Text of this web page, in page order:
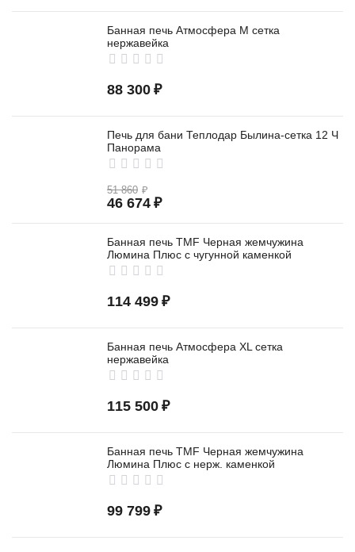
Банная печь Атмосфера М сетка
нержавейка
88 300 ₽
Печь для бани Теплодар Былина-сетка 12 Ч
Панорама
51 860 ₽
46 674 ₽
Банная печь TMF Черная жемчужина
Люмина Плюс с чугунной каменкой
114 499 ₽
Банная печь Атмосфера XL сетка
нержавейка
115 500 ₽
Банная печь TMF Черная жемчужина
Люмина Плюс с нерж. каменкой
99 799 ₽